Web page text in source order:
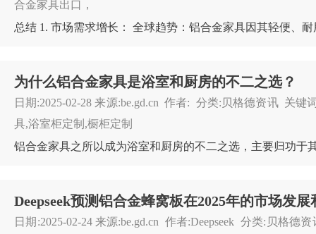
合金家具出口，
为什么铝合金家具是浴室和厨房的不二之选？
日期:2025-02-28 来源:be.gd.cn 作者: 分类:贝格德资讯 关键
具,浴室柜定制,橱柜定制
日期:2025-02-24 来源:be.gd.cn 作者:Deepseek 分类:贝格德